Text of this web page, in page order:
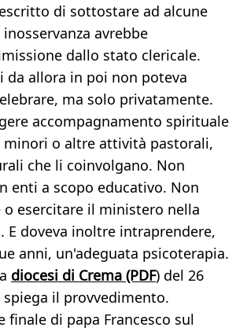
di sottostare ad alcune
avrebbe
dallo stato clericale.
da allora in poi non poteva
ma solo privatamente.
accompagnamento spirituale
o altre attività pastorali,
che li coinvolgano. Non
enti a scopo educativo. Non
esercitare il ministero nella
E doveva inoltre intraprendere,
anni, un'adeguata psicoterapia.
diocesi di Crema (PDF) del 26
spiega il provvedimento.
finale di papa Francesco sul